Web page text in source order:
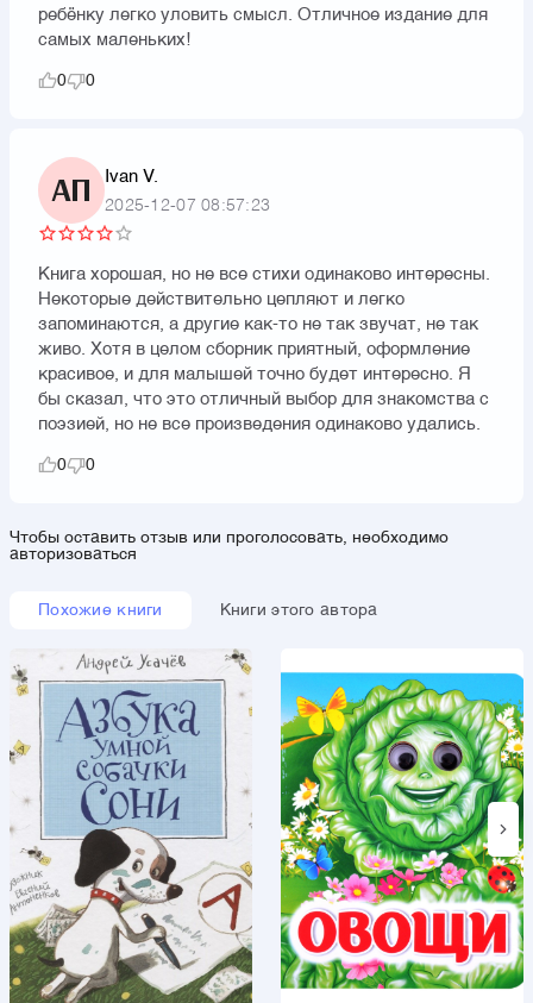
ребёнку легко уловить смысл. Отличное издание для
самых маленьких!
0 0
АП Ivan V.
2025-12-07 08:57:23
Книга хорошая, но не все стихи одинаково интересны.
Некоторые действительно цепляют и легко
запоминаются, а другие как-то не так звучат, не так
живо. Хотя в целом сборник приятный, оформление
красивое, и для малышей точно будет интересно. Я
бы сказал, что это отличный выбор для знакомства с
поэзией, но не все произведения одинаково удались.
0 0
Чтобы оставить отзыв или проголосовать, необходимо
авторизоваться
Похожие книги Книги этого автора